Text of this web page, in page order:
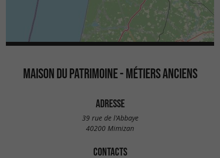
MAISON DU PATRIMOINE - MÉTIERS ANCIENS
ADRESSE
39 rue de l'Abbaye
40200 Mimizan
CONTACTS